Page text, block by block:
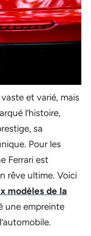
et varié, mais
l’histoire,
sa
Pour les
Ferrari est
rêve ultime. Voici
modèles de la
une empreinte